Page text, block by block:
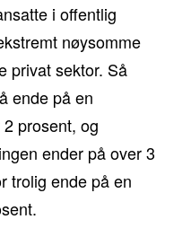
i offentlig
nøysomme
privat sektor. Så
ende på en
prosent, og
ender på over 3
trolig ende på en